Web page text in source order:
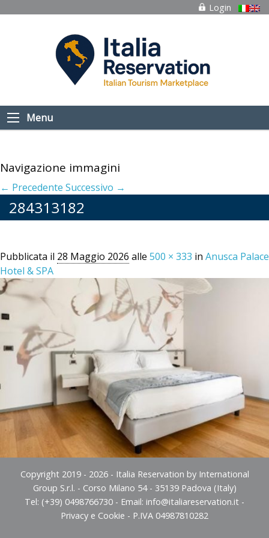
Login
Menu
Navigazione immagini
← Precedente Successivo →
284313182
Pubblicata il 28 Maggio 2026 alle 500 × 333 in Anusca Palace
Hotel & SPA
Copyright 2019 - 2026 - Italia Reservation by International
Group S.r.l. - Corso Milano 54 - 35139 Padova (Italy)
Tel: (+39) 0498766730 - Email: info@italiareservation.it -
Privacy e Cookie - P.IVA 04987810282